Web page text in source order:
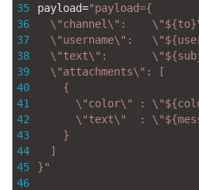
35
36
37
38
39
40
41
42
43
44
45
46
payload="payload={
\"channel\":
\"username\":
\"text\":
\"attachments\": [
{
\"color\" :
\"text\"  :
}
]
}"